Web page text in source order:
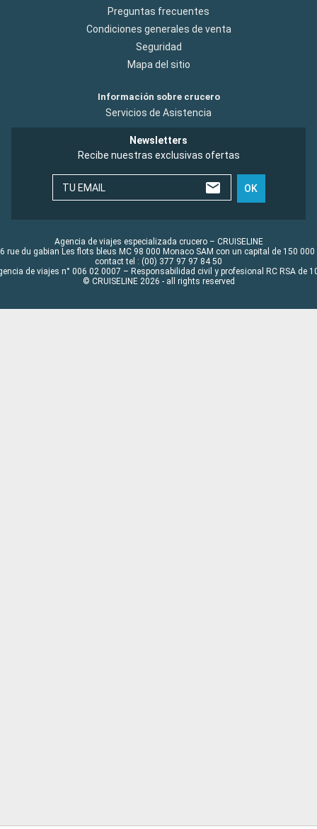
Preguntas frecuentes
Condiciones generales de venta
Seguridad
Mapa del sitio
Información sobre crucero
Servicios de Asistencia
Newsletters
Recibe nuestras exclusivas ofertas
TU EMAIL OK
Agencia de viajes especializada crucero – CRUISELINE
rue du gabian Les flots bleus MC 98 000 Monaco SAM con un capital de 150 000
contact tel : (00) 377 97 97 84 50
de viajes n° 006 02 0007 – Responsabilidad civil y profesional RC RSA de
© CRUISELINE 2026 - all rights reserved